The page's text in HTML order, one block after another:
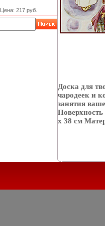
Цена: 217 руб.
Доска для
чародеек и
занятия
х 38 см